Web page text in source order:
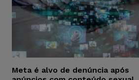
Meta é alvo de denúncia após